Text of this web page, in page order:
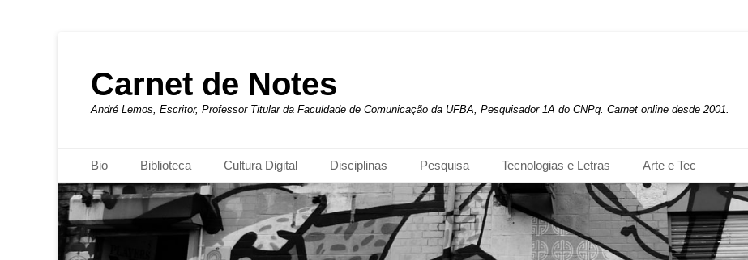
Carnet de Notes
André Lemos, Escritor, Professor Titular da Faculdade de Comunicação da UFBA, Pesquisador 1A do CNPq. Carnet online desde 2001.
Menu principal
para
o
conteúdo
Bio Biblioteca Cultura Digital Disciplinas Pesquisa Tecnologias e Letras Arte e Tec